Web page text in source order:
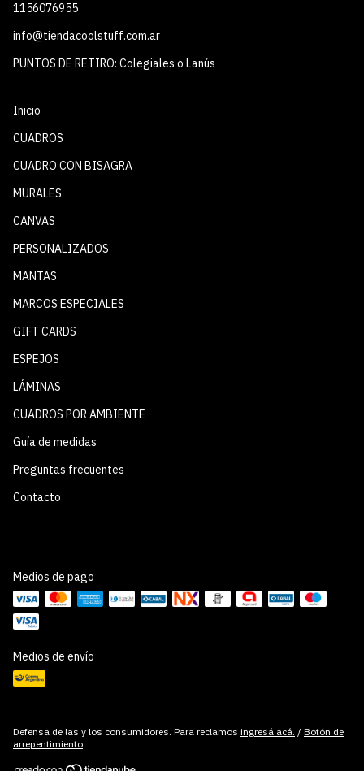
1156076955
info@tiendacoolstuff.com.ar
PUNTOS DE RETIRO: Colegiales o Lanús
Inicio
CUADROS
CUADRO CON BISAGRA
MURALES
CANVAS
PERSONALIZADOS
MANTAS
MARCOS ESPECIALES
GIFT CARDS
ESPEJOS
LÁMINAS
CUADROS POR AMBIENTE
Guía de medidas
Preguntas frecuentes
Contacto
Medios de pago
Medios de envío
Defensa de las y los consumidores. Para reclamos ingresá acá. / Botón de
arrepentimiento